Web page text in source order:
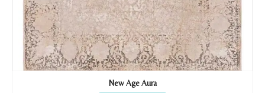
New Age Aura
Acuerdo RGPD*
Doy mi consentimiento para que
esta web almacene la
información que envío para que
puedan responder a mi petición.